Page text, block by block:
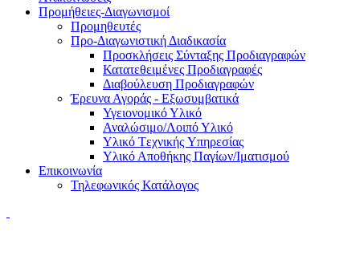
Προμήθειες-Διαγωνισμοί
Προμηθευτές
Προ-Διαγωνιστική Διαδικασία
Προσκλήσεις Σύνταξης Προδιαγραφών
Κατατεθειμένες Προδιαγραφές
Διαβούλευση Προδιαγραφών
Έρευνα Αγοράς - Εξωσυμβατικά
Υγειονομικό Υλικό
Αναλώσιμο/Λοιπό Υλικό
Υλικό Tεχνικής Yπηρεσίας
Υλικό Αποθήκης Παγίων/Ιματισμού
Επικοινωνία
Τηλεφωνικός Κατάλογος